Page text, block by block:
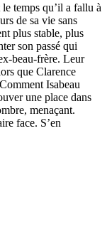
temps qu’il a fallu à
de sa vie sans
plus stable, plus
son passé qui
beau-frère. Leur
que Clarence
Isabeau
une place dans
menaçant.
face. S’en